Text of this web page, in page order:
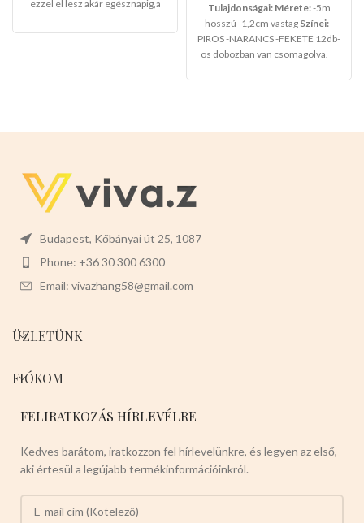
ezzel el lesz akár egésznapig,a
6,4x6,8x12cmSzínei:-
Tulajdonságai: Mérete:-5m
hosszú -1,2cm vastag Színei:-
PIROS -NARANCS -FEKETE 12db-
os dobozban van csomagolva.
Budapest, Kőbányai út 25, 1087
Phone: +36 30 300 6300
Email: vivazhang58@gmail.com
ÜZLETÜNK
FIÓKOM
FELIRATKOZÁS HÍRLEVÉLRE
Kedves barátom, iratkozzon fel hírlevelünkre, és legyen az első,
aki értesül a legújabb termékinformációinkról.